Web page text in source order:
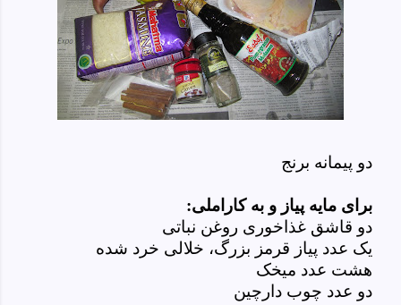
دو پیمانه برنج
برای مایه پیاز و به کاراملی:
دو قاشق غذاخوری روغن نباتی
یک عدد پیاز قرمز بزرگ، خلالی خرد شده
هشت عدد میخک
دو عدد چوب دارچین